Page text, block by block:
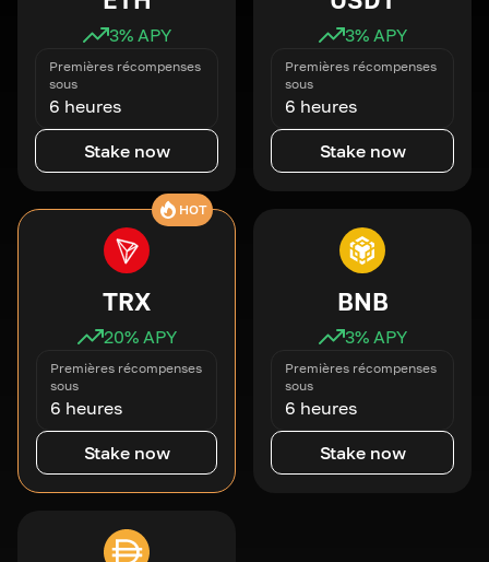
3% APY
Premières récompenses
sous
6 heures
Stake now
3% APY
Premières récompenses
sous
6 heures
Stake now
HOT
TRX
20% APY
Premières récompenses
sous
6 heures
Stake now
BNB
3% APY
Premières récompenses
sous
6 heures
Stake now